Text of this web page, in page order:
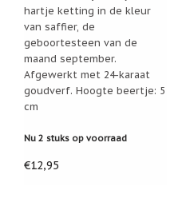
Een
passend
cadeau
of
rouw:
wanneer
Lotus
hartje ketting in de kleur
van saffier, de
geboortesteen van de
maand september.
Afgewerkt met 24-karaat
goudverf. Hoogte beertje: 5
cm
Nu 2 stuks op voorraad
€12,95